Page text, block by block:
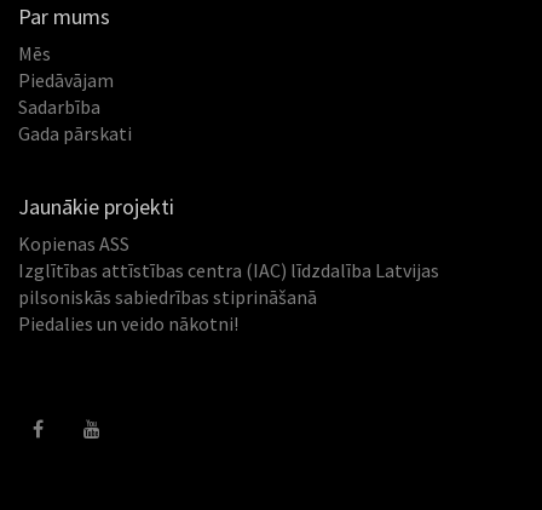
Par mums
Mēs
Piedāvājam
Sadarbība
Gada pārskati
Jaunākie projekti
Kopienas ASS
Izglītības attīstības centra (IAC) līdzdalība Latvijas
pilsoniskās sabiedrības stiprināšanā
Piedalies un veido nākotni!